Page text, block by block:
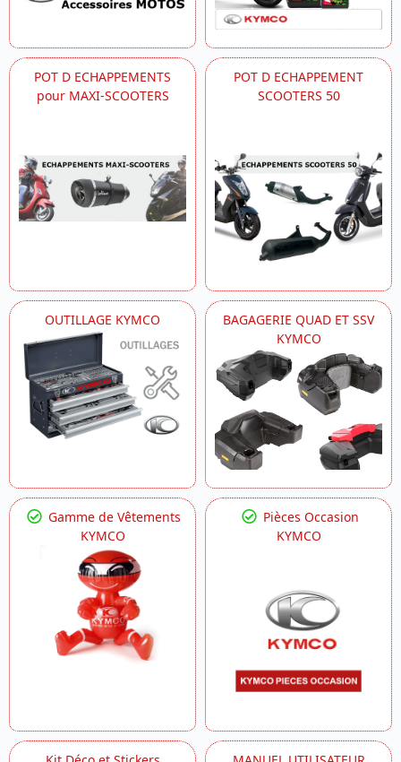
POT D ECHAPPEMENTS
pour MAXI-SCOOTERS
POT D ECHAPPEMENT
SCOOTERS 50
OUTILLAGE KYMCO
BAGAGERIE QUAD ET SSV
KYMCO
Gamme de Vêtements
KYMCO
Pièces Occasion
KYMCO